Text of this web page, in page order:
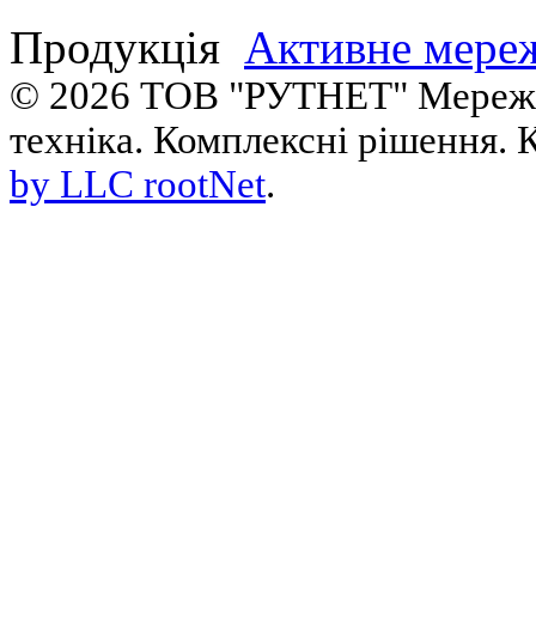
Продукція Активне
© 2026 ТОВ "РУТНЕТ"
техніка. Комплексні рішення.
by LLC rootNet.